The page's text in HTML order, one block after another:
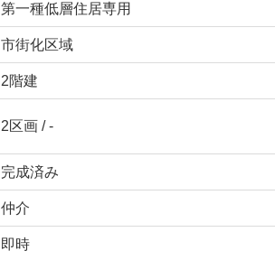
第一種低層住居専用
市街化区域
2階建
2区画 / -
完成済み
仲介
即時